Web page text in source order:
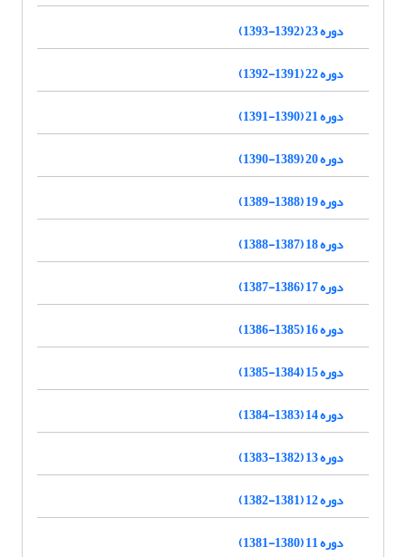
دوره 23 (1392-1393)
دوره 22 (1391-1392)
دوره 21 (1390-1391)
دوره 20 (1389-1390)
دوره 19 (1388-1389)
دوره 18 (1387-1388)
دوره 17 (1386-1387)
دوره 16 (1385-1386)
دوره 15 (1384-1385)
دوره 14 (1383-1384)
دوره 13 (1382-1383)
دوره 12 (1381-1382)
دوره 11 (1380-1381)